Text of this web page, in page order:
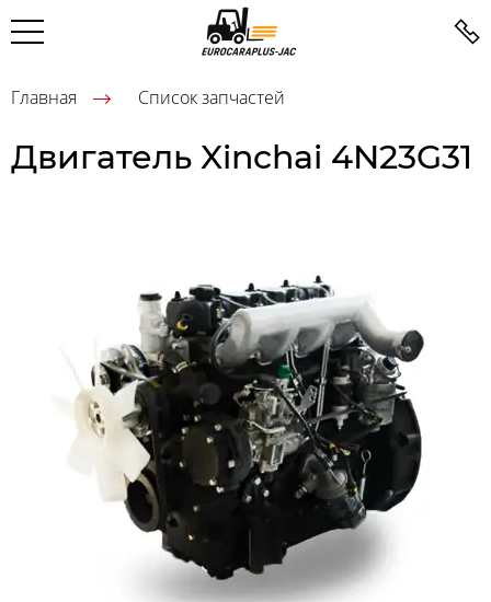
Главная Список запчастей
Двигатель Xinchai 4N23G31